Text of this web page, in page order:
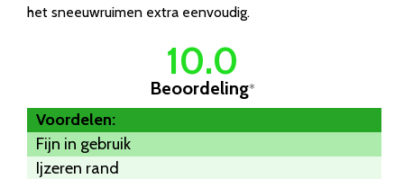
het sneeuwruimen extra eenvoudig.
10.0
Beoordeling*
Voordelen:
Fijn in gebruik
Ijzeren rand